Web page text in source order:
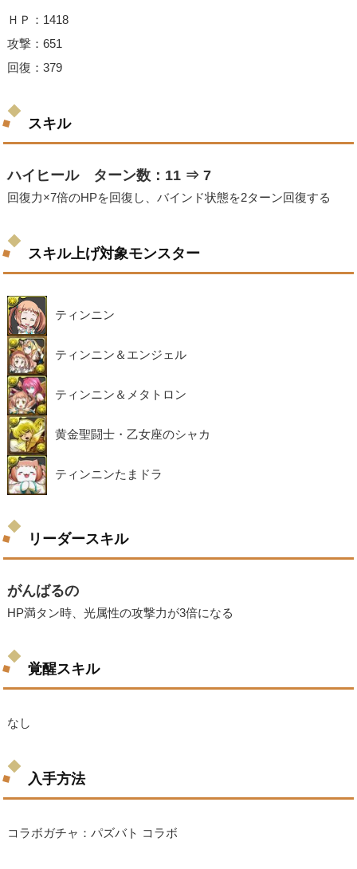
ＨＰ：1418
攻撃：651
回復：379
スキル
ハイヒール ターン数：11 ⇒ 7
回復力×7倍のHPを回復し、バインド状態を2ターン回復する
スキル上げ対象モンスター
ティンニン
ティンニン＆エンジェル
ティンニン＆メタトロン
黄金聖闘士・乙女座のシャカ
ティンニンたまドラ
リーダースキル
がんばるの
HP満タン時、光属性の攻撃力が3倍になる
覚醒スキル
なし
入手方法
コラボガチャ：パズバト コラボ